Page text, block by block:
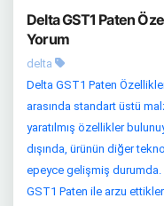
Delta GST1 Paten
Yorum
delta
Delta GST1 Paten
arasında standart üstü
yaratılmış özellikler
dışında, ürünün diğer
epeyce gelişmiş durumda.
GST1 Paten ile arzu